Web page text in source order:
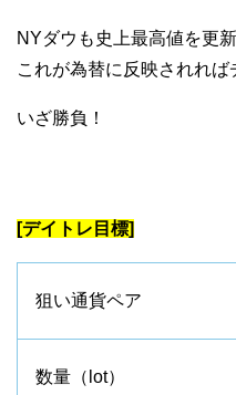
NYダウも史上最高値を更
これが為替に反映されれば
いざ勝負！
[デイトレ目標]
狙い通貨ペア
数量（lot）